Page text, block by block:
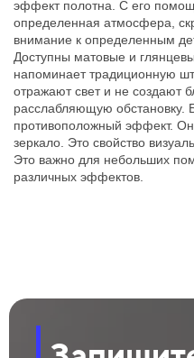
эффект полотна. С его
определенная атмосфера,
внимание к определенным
Доступны матовые и
напоминает традиционную
отражают свет и не создают
расслабляющую
противоположный эффект.
зеркало. Это свойство
Это важно для небольших
различных эффектов.